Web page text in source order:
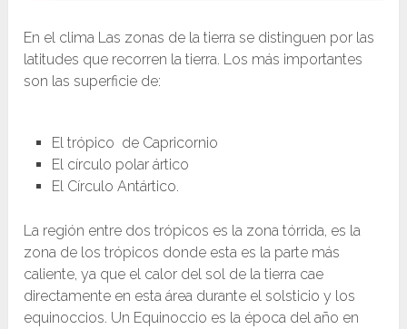
En el clima Las zonas de la tierra se distinguen por las
latitudes que recorren la tierra. Los más importantes
son las superficie de:
El trópico de Capricornio
El círculo polar ártico
El Círculo Antártico.
La región entre dos trópicos es la zona tórrida, es la
zona de los trópicos donde esta es la parte más
caliente, ya que el calor del sol de la tierra cae
directamente en esta área durante el solsticio y los
equinoccios. Un Equinoccio es la época del año en